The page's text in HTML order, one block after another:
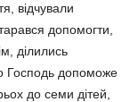
відчували
допомогти,
ділились
Господь допоможе
до семи дітей,